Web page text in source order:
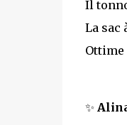
Il
La sac
✨